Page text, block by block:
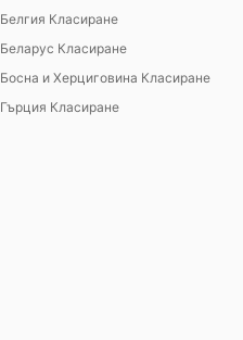
Белгия Класиране
Беларус Класиране
Босна и Херциговина Класиране
Гърция Класиране